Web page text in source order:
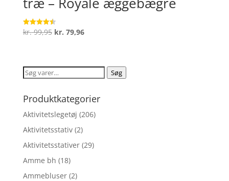
Vurderet
4.5
kr.99,95 Den
var:
kr. 99,95.
kr. 79,96Den
er:
kr. 79,96.
Søg
Søg
Produktkategorier
Aktivitetslegetøj (206)
Aktivitetsstativ (2)
Aktivitetsstativer (29)
Amme bh (18)
Ammebluser (2)